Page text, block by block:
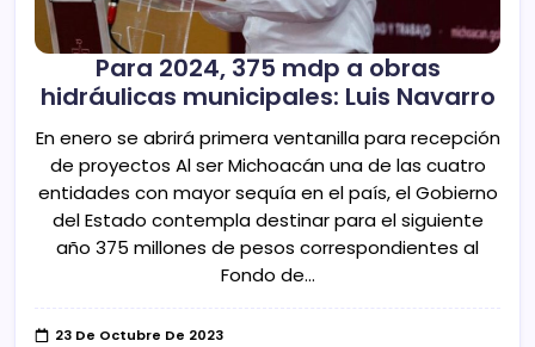
Para 2024, 375 mdp a obras
hidráulicas municipales: Luis Navarro
En enero se abrirá primera ventanilla para recepción
de proyectos Al ser Michoacán una de las cuatro
entidades con mayor sequía en el país, el Gobierno
del Estado contempla destinar para el siguiente
año 375 millones de pesos correspondientes al
Fondo de…
23 De Octubre De 2023